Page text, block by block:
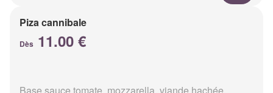
Piza cannibale
Dès 11.00 €